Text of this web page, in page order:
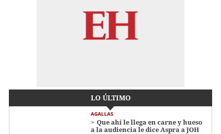
LO ÚLTIMO
AGALLAS
Que ahí le llega en carne y hueso
a la audiencia le dice Aspra a JOH